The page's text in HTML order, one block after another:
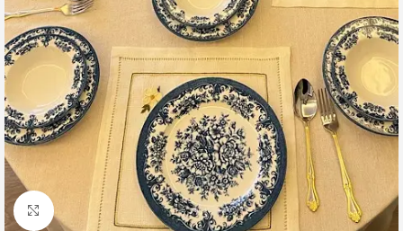
Büyütmek için tıklayın